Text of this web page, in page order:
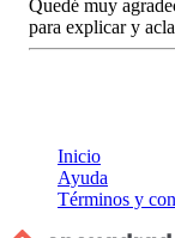
Quedé muy
para explicar y
Inicio
Ayuda
Términos y